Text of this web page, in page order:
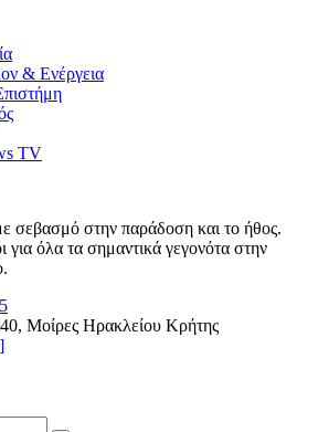
& Ενέργεια
TV
σεβασμό στην παράδοση και το ήθος.
για όλα τα σημαντικά γεγονότα στην
Μοίρες Ηρακλείου Κρήτης